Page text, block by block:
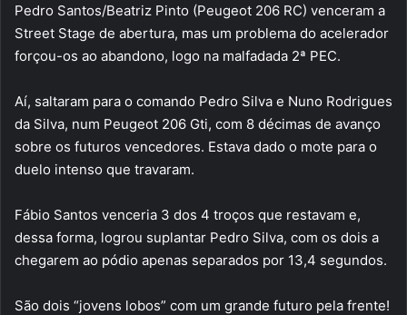
Pedro Santos/Beatriz Pinto (Peugeot 206 RC) venceram a
Street Stage de abertura, mas um problema do acelerador
forçou-os ao abandono, logo na malfadada 2ª PEC.
Aí, saltaram para o comando Pedro Silva e Nuno Rodrigues
da Silva, num Peugeot 206 Gti, com 8 décimas de avanço
sobre os futuros vencedores. Estava dado o mote para o
duelo intenso que travaram.
Fábio Santos venceria 3 dos 4 troços que restavam e,
dessa forma, logrou suplantar Pedro Silva, com os dois a
chegarem ao pódio apenas separados por 13,4 segundos.
São dois “jovens lobos” com um grande futuro pela frente!